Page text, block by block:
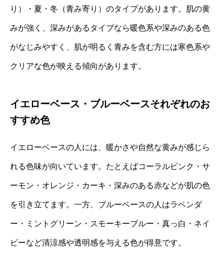
り）・夏・冬（青み寄り）のタイプがあります。肌の黄
みが強く、深みがあるタイプなら暖色系や深みのある色
がなじみやすく、肌が明るく青みを含む方には寒色系や
クリアな色が映える傾向があります。
イエローベース・ブルーベースそれぞれのお
すすめ色
イエローベースの人には、暖かさや自然な黄みが感じら
れる色味が向いています。たとえばコーラルピンク・サ
ーモン・オレンジ・カーキ・深みのある赤などが肌の色
を引き立てます。一方、ブルーベースの人はラベンダ
ー・ミントグリーン・スモーキーブルー・真っ白・ネイ
ビーなど清涼感や透明感を与える色が得意です。